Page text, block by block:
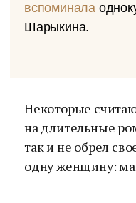
вспоминала
Шарыкина.
Некоторые
на длительные
так и не обрел
одну женщину: